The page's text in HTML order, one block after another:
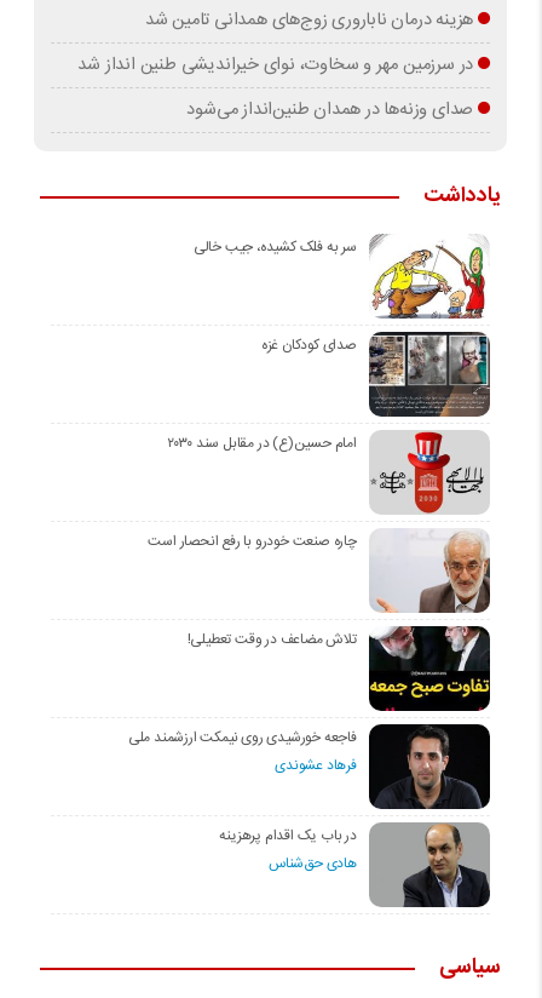
هزینه درمان ناباروری زوج‌های همدانی تامین شد
در سرزمین مهر و سخاوت، نوای خیراندیشی طنین انداز شد
صدای وزنه‌ها در همدان طنین‌انداز می‌شود
یادداشت
سر به فلک کشیده، جیب خالی
صدای کودکان غزه
امام حسین(ع) در مقابل سند ۲۰۳۰
چاره صنعت خودرو با رفع انحصار است
تلاش مضاعف در وقت تعطیلی!
فاجعه خورشیدی روی نیمکت ارزشمند ملی
فرهاد عشوندی
در باب یک اقدام پرهزینه
هادی حق‌شناس
سیاسی